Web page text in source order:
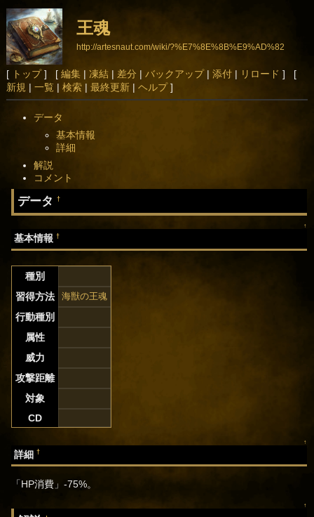
王魂
http://artesnaut.com/wiki/?%E7%8E%8B%E9%AD%82
[ トップ] [ 編集| 凍結 | 差分 | バックアップ| 添付| リロード ] [
新規 | 一覧 | 検索| 最終更新| ヘルプ]
データ
基本情報
詳細
解説
コメント
データ†
↑
基本情報†
種別
習得方法
海獣の王魂
行動種別
属性
威力
攻撃距離
対象
CD
↑
詳細†
「HP消費」-75%。
↑